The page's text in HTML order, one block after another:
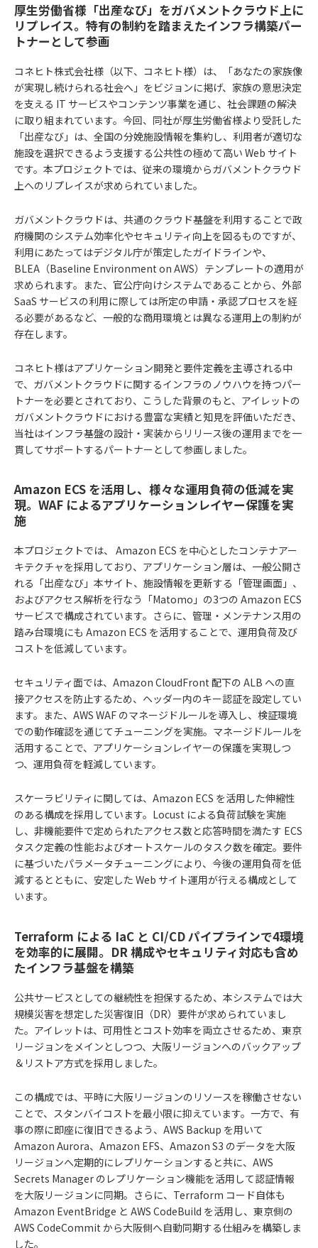
厚生労働省様「出産なび」をガバメントクラウド上に
リプレイス。特有の制約を踏まえたインフラ構築パー
トナーとして参画
コネヒト株式会社様（以下、コネヒト様）は、「あなたの家族像
が実現し続けられる社会へ」をビジョンに掲げ、家族の意思決定
を支える IT サービスやコンテンツ事業を通じ、社会課題の解決
に取り組まれています。今回、同社が厚生労働省様より受託した
「出産なび」は、全国の分娩施設情報を集約し、利用者が適切な
施設を選択できるよう支援する公共性の極めて高い Web サイト
です。本プロジェクトでは、従来の環境からガバメントクラウド
上へのリプレイスが求められていました。
ガバメントクラウドは、共通のクラウド基盤を利用することで政
府機関のシステム効率化やセキュリティ向上を図るものですが、
利用にあたってはデジタル庁が策定したガイドラインや、
BLEA（Baseline Environment on AWS）テンプレートの適用が
求められます。また、官公庁向けシステムであることから、外部
SaaS サービスの利用に際しては所定の申請・承認プロセスを経
る必要があるなど、一般的な商用環境とは異なる運用上の制約が
存在します。
コネヒト様はアプリケーション開発と要件定義を主導される中
で、ガバメントクラウドに関するインフラのノウハウを持つパー
トナーを必要とされており、こうした背景のもと、アイレットの
ガバメントクラウドにおける豊富な実績と知見を評価いただき、
当社はインフラ基盤の設計・実装からリリース後の運用までを一
貫してサポートするパートナーとして参画しました。
Amazon ECS を活用し、様々な運用負荷の低減を実
現。WAF によるアプリケーションレイヤー保護を実
施
本プロジェクトでは、 Amazon ECS を中心としたコンテナアー
キテクチャを採用しており、アプリケーション層は、一般公開さ
れる「出産なび」本サイト、施設情報を更新する「管理画面」、
およびアクセス解析を行なう「Matomo」の3つの Amazon ECS
サービスで構成されています。さらに、管理・メンテナンス用の
踏み台環境にも Amazon ECS を活用することで、運用負荷及び
コストを低減しています。
セキュリティ面では、Amazon CloudFront 配下の ALB への直
接アクセスを防止するため、ヘッダー内のキー認証を設定してい
ます。また、AWS WAF のマネージドルールを導入し、検証環境
での動作確認を通じてチューニングを実施。マネージドルールを
活用することで、アプリケーションレイヤーの保護を実現しつ
つ、運用負荷を軽減しています。
スケーラビリティに関しては、Amazon ECS を活用した伸縮性
のある構成を採用しています。Locust による負荷試験を実施
し、非機能要件で定められたアクセス数と応答時間を満たす ECS
タスク定義の性能およびオートスケールのタスク数を確定。要件
に基づいたパラメータチューニングにより、今後の運用負荷を低
減するとともに、安定した Web サイト運用が行える構成として
います。
Terraform による IaC と CI/CD パイプラインで4環境
を効率的に展開。DR 構成やセキュリティ対応も含め
たインフラ基盤を構築
公共サービスとしての継続性を担保するため、本システムでは大
規模災害を想定した災害復旧（DR）要件が求められていまし
た。アイレットは、可用性とコスト効率を両立させるため、東京
リージョンをメインとしつつ、大阪リージョンへのバックアップ
＆リストア方式を採用しました。
この構成では、平時に大阪リージョンのリソースを稼働させない
ことで、スタンバイコストを最小限に抑えています。一方で、有
事の際に即座に復旧できるよう、AWS Backup を用いて
Amazon Aurora、Amazon EFS、Amazon S3 のデータを大阪
リージョンへ定期的にレプリケーションすると共に、AWS
Secrets Manager のレプリケーション機能を活用して認証情報
を大阪リージョンに同期。さらに、Terraform コード自体も
Amazon EventBridge と AWS CodeBuild を活用し、東京側の
AWS CodeCommit から大阪側へ自動同期する仕組みを構築しま
した。